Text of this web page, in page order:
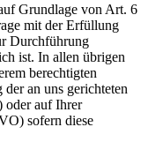
Grundlage von Art. 6
mit der Erfüllung
Durchführung
ist. In allen übrigen
berechtigten
an uns gerichteten
auf Ihrer
sofern diese